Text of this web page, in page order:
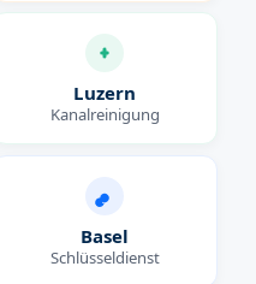
Luzern
Kanalreinigung
Basel
Schlüsseldienst